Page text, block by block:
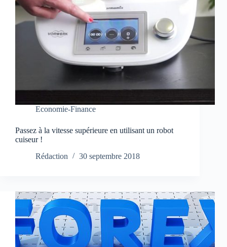
Economie-Finance
Passez à la vitesse supérieure en utilisant un robot
cuiseur !
Rédaction
30 septembre 2018